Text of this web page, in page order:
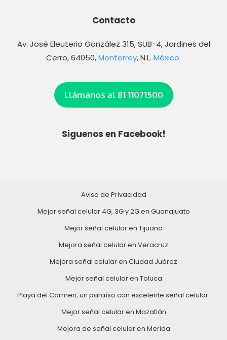
Contacto
Av. José Eleuterio González 315, SUB-4, Jardines del
Cerro, 64050,Monterrey, N.L. México
Llámanos al 81 11071500
Siguenos en Facebook!
Aviso de Privacidad
Mejor señal celular 4G, 3G y 2G en Guanajuato
Mejor señal celular en Tijuana
Mejora señal celular en Veracruz
Mejora señal celular en Ciudad Juárez
Mejor señal celular en Toluca
Playa del Carmen, un paraíso con excelente señal celular.
Mejor señal celular en Mazatlán
Mejora de señal celular en Merida